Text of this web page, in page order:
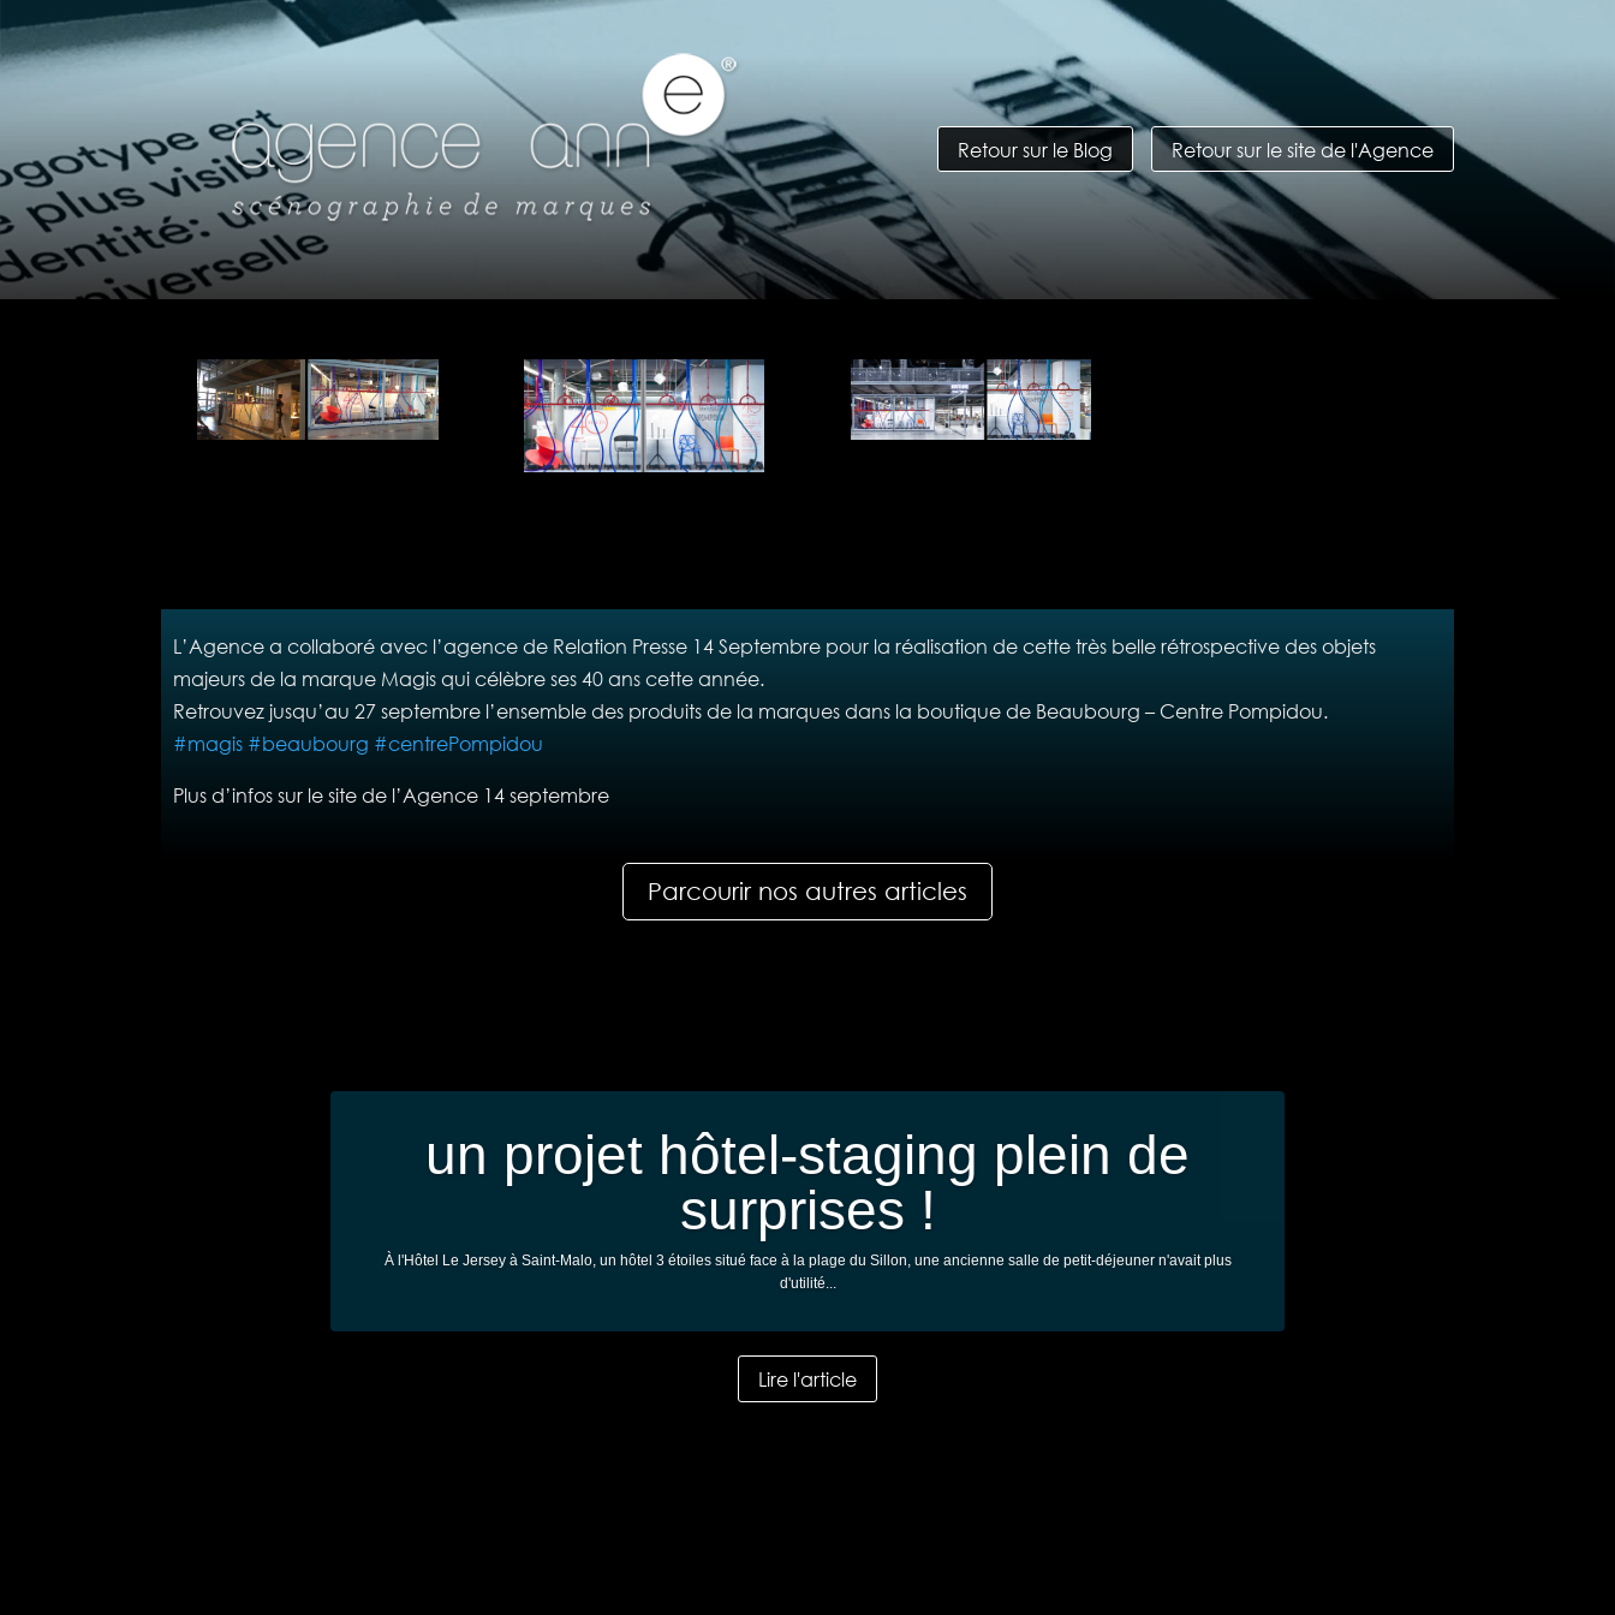
Retour sur le Blog Retour sur le site de l'Agence
L’Agence a collaboré avec l’agence de Relation Presse 14 Septembre pour la réalisation de cette très belle rétrospective des objets
majeurs de la marque Magis qui célèbre ses 40 ans cette année.
Retrouvez jusqu’au 27 septembre l’ensemble des produits de la marques dans la boutique de Beaubourg – Centre Pompidou.
#magis #beaubourg #centrePompidou
Plus d’infos sur le site de l’Agence 14 septembre
Parcourir nos autres articles
un projet hôtel-staging plein de
surprises !
À l'Hôtel Le Jersey à Saint-Malo, un hôtel 3 étoiles situé face à la plage du Sillon, une ancienne salle de petit-déjeuner n'avait plus
d'utilité...
Lire l'article